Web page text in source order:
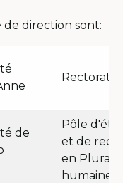
direction sont:
Rectorat
de
Pôle
et de
en
humaine